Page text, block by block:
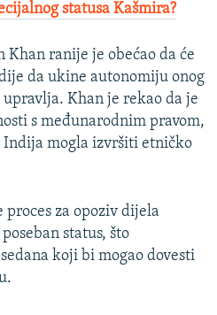
statusa Kašmira?
ranije je obećao da će
da ukine autonomiju onog
Khan je rekao da je
s međunarodnim pravom,
Indija mogla izvršiti etničko
za opoziv dijela
status, što
koji bi mogao dovesti